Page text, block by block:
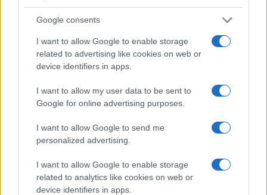
Google consents
I want to allow Google to enable storage
related to advertising like cookies on web or
device identifiers in apps.
I want to allow my user data to be sent to
Google for online advertising purposes.
I want to allow Google to send me
personalized advertising.
I want to allow Google to enable storage
related to analytics like cookies on web or
device identifiers in apps.
I nostri cari
Giovannimaria Cabras
Invia un Comunicato Stampa| Pubblicità Segnala